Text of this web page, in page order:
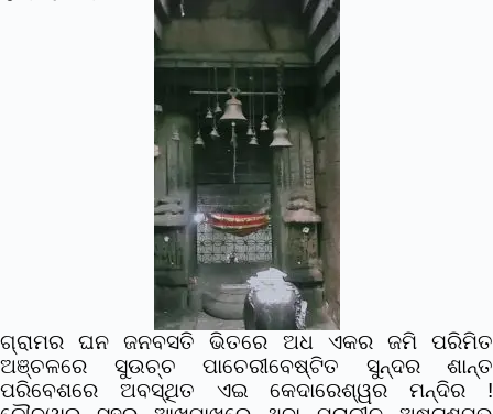
ଗ୍ରାମର ଘନ ଜନବସତି ଭିତରେ ଅଧ ଏକର ଜମି ପରିମିତ
ଅଞ୍ଚଳରେ ସୁଉଚ୍ଚ ପାଚେରୀବେଷ୍ଟିତ ସୁନ୍ଦର ଶାନ୍ତ
ପରିବେଶରେ ଅବସ୍ଥିତ ଏଇ କେଦାରେଶ୍ୱର ମନ୍ଦିର !